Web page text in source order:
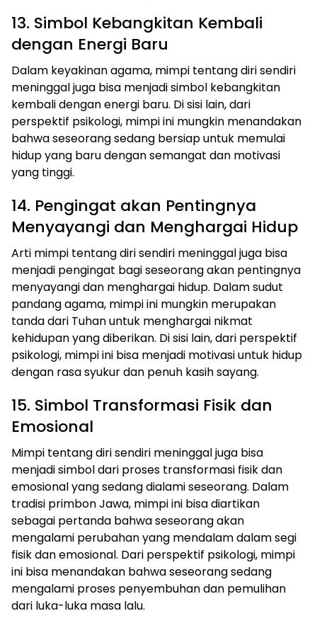
13. Simbol Kebangkitan Kembali
dengan Energi Baru
Dalam keyakinan agama, mimpi tentang diri sendiri
meninggal juga bisa menjadi simbol kebangkitan
kembali dengan energi baru. Di sisi lain, dari
perspektif psikologi, mimpi ini mungkin menandakan
bahwa seseorang sedang bersiap untuk memulai
hidup yang baru dengan semangat dan motivasi
yang tinggi.
14. Pengingat akan Pentingnya
Menyayangi dan Menghargai Hidup
Arti mimpi tentang diri sendiri meninggal juga bisa
menjadi pengingat bagi seseorang akan pentingnya
menyayangi dan menghargai hidup. Dalam sudut
pandang agama, mimpi ini mungkin merupakan
tanda dari Tuhan untuk menghargai nikmat
kehidupan yang diberikan. Di sisi lain, dari perspektif
psikologi, mimpi ini bisa menjadi motivasi untuk hidup
dengan rasa syukur dan penuh kasih sayang.
15. Simbol Transformasi Fisik dan
Emosional
Mimpi tentang diri sendiri meninggal juga bisa
menjadi simbol dari proses transformasi fisik dan
emosional yang sedang dialami seseorang. Dalam
tradisi primbon Jawa, mimpi ini bisa diartikan
sebagai pertanda bahwa seseorang akan
mengalami perubahan yang mendalam dalam segi
fisik dan emosional. Dari perspektif psikologi, mimpi
ini bisa menandakan bahwa seseorang sedang
mengalami proses penyembuhan dan pemulihan
dari luka-luka masa lalu.